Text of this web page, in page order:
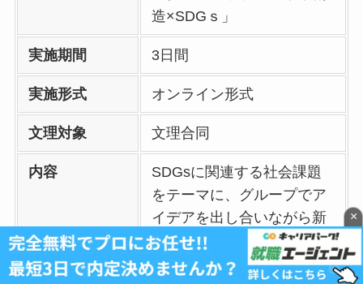
造×SDGｓ」
実施期間 3日間
実施形式 オンライン形式
文理対象 文理合同
内容
SDGsに関連する社会課題
をテーマに、グループでア
イデアを出し合いながら新
しい事業や技術の可能性を
考えます。社員との座談会
×